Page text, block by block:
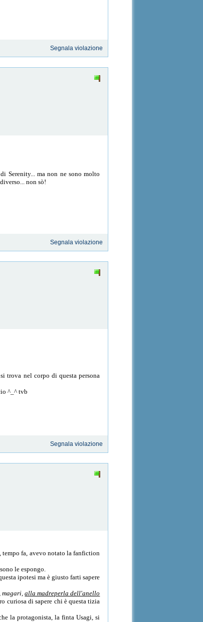
Segnala violazione
Serenity... ma non ne sono molto
non sò!
Segnala violazione
trova nel corpo di questa persona
^_^ tvb
Segnala violazione
tempo fa, avevo notato la fanfiction
le espongo.
ipotesi ma è giusto farti sapere
magari,alla madreperla dell'anello
curiosa di sapere chi è questa tizia
la protagonista, la finta Usagi, si